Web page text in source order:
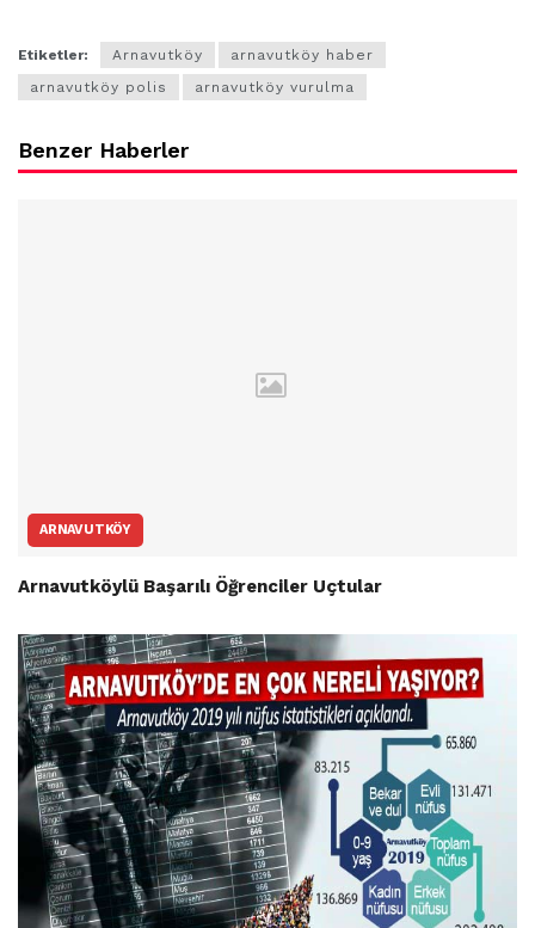
Etiketler: Arnavutköy
arnavutköy haber
arnavutköy polis
arnavutköy vurulma
Benzer Haberler
ARNAVUTKÖY
Arnavutköylü Başarılı Öğrenciler Uçtular